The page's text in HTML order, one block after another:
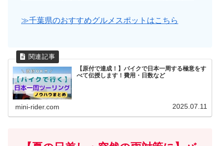
≫千葉県のおすすめグルメスポットはこちら
【原付で達成！】バイクで日本一周する極意をす
べて伝授します！費用・日数など
mini-rider.com 2025.07.11